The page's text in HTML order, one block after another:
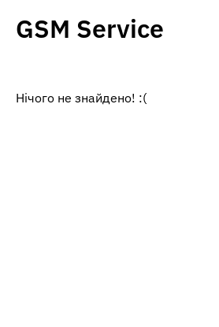
GSM Service
Нічого не знайдено! :(